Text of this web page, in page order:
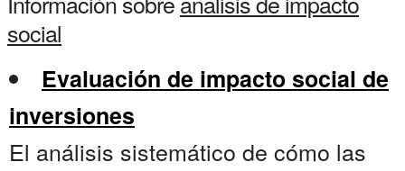
social
Evaluación de impacto social de
inversiones
El análisis sistemático de cómo las